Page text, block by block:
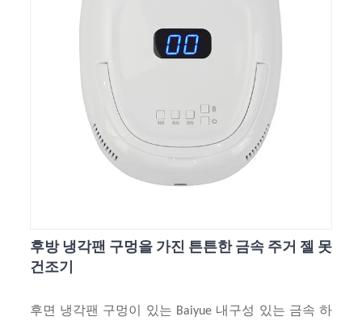
후방 냉각팬 구멍을 가진 튼튼한 금속 주거 젤 못
건조기
후면 냉각팬 구멍이 있는 Baiyue 내구성 있는 금속 하